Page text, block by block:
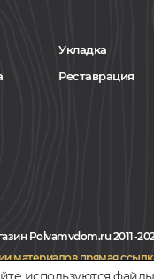
Укладка
Реставрация
Polvamvdom.ru 2011-
материалов прямая